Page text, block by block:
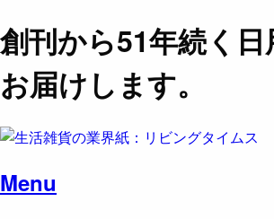
創刊から51年続く
お届けします。
Menu